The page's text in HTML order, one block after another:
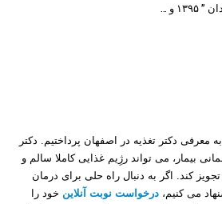
و …
دکتر تغذیه در اصفهان پرداختیم. دکتر
بیمار، می تواند رژِیم غذایی کاملا سالم و
کند. اگر به دنبال راه حلی برای درمان
می کنیم، درخواست نوبت آنلاین خود را